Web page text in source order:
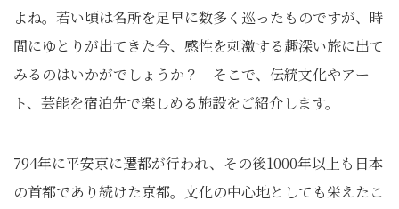
よね。若い頃は名所を足早に数多く巡ったものですが、時
間にゆとりが出てきた今、感性を刺激する趣深い旅に出て
みるのはいかがでしょうか？ そこで、伝統文化やアー
ト、芸能を宿泊先で楽しめる施設をご紹介します。
794年に平安京に遷都が行われ、その後1000年以上も日本
の首都であり続けた京都。文化の中心地としても栄えたこ